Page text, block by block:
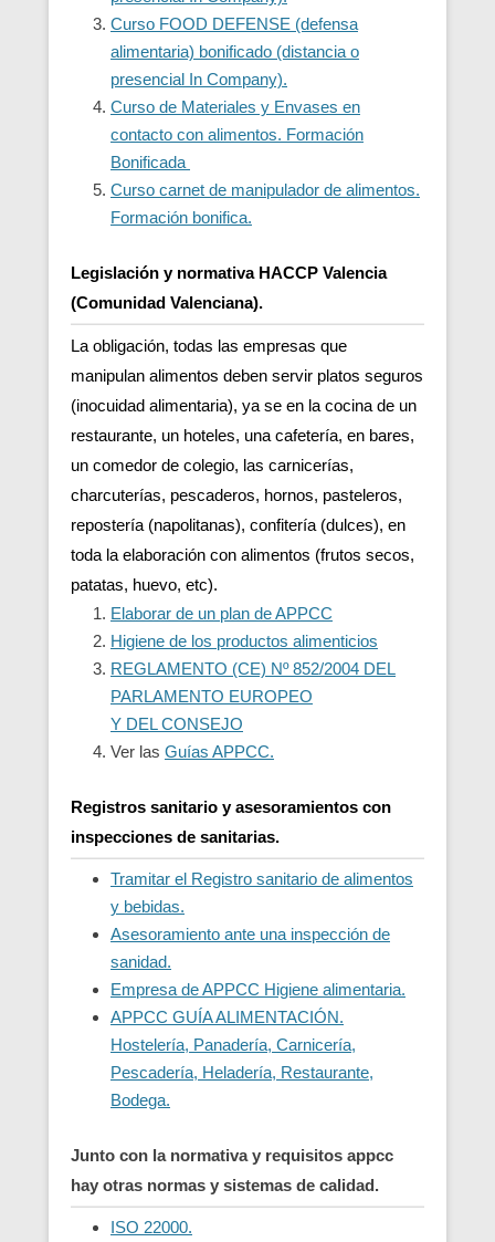
Curso FOOD DEFENSE (defensa
alimentaria) bonificado (distancia o
presencial In Company).
Curso de Materiales y Envases en
contacto con alimentos. Formación
Bonificada
Curso carnet de manipulador de alimentos.
Formación bonifica.
Legislación y normativa HACCP Valencia
(Comunidad Valenciana).
La obligación, todas las empresas que
manipulan alimentos deben servir platos seguros
(inocuidad alimentaria), ya se en la cocina de un
restaurante, un hoteles, una cafetería, en bares,
un comedor de colegio, las carnicerías,
charcuterías, pescaderos, hornos, pasteleros,
repostería (napolitanas), confitería (dulces), en
toda la elaboración con alimentos (frutos secos,
patatas, huevo, etc).
Elaborar de un plan de APPCC
Higiene de los productos alimenticios
REGLAMENTO (CE) Nº 852/2004 DEL
PARLAMENTO EUROPEO
Y DEL CONSEJO
Ver las Guías APPCC.
Registros sanitario y asesoramientos con
inspecciones de sanitarias.
Tramitar el Registro sanitario de alimentos
y bebidas.
Asesoramiento ante una inspección de
sanidad.
Empresa de APPCC Higiene alimentaria.
APPCC GUÍA ALIMENTACIÓN.
Hostelería, Panadería, Carnicería,
Pescadería, Heladería, Restaurante,
Bodega.
Junto con la normativa y requisitos appcc
hay otras normas y sistemas de calidad.
ISO 22000.